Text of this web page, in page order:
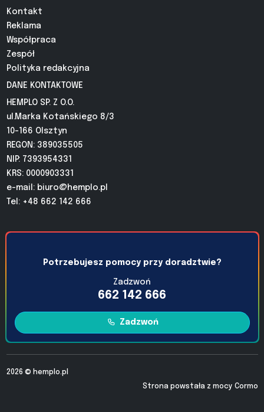
Kontakt
Reklama
Współpraca
Zespół
Polityka redakcyjna
DANE KONTAKTOWE
HEMPLO SP. Z O.O.
ul.Marka Kotańskiego 8/3
10-166 Olsztyn
REGON: 389035505
NIP: 7393954331
KRS: 0000903331
e-mail: biuro@hemplo.pl
Tel: +48 662 142 666
Potrzebujesz pomocy przy doradztwie?
Zadzwoń
662 142 666
Zadzwoń
2026 © hemplo.pl
Strona powstała z mocy Cormo